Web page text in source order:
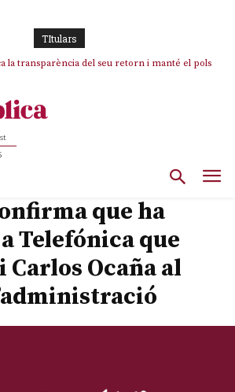
TItulars
la transparència del seu retorn i manté el pols
de provocar un “efecte crida” massiu per la seva
que ha
Telefónica que
Ocaña al